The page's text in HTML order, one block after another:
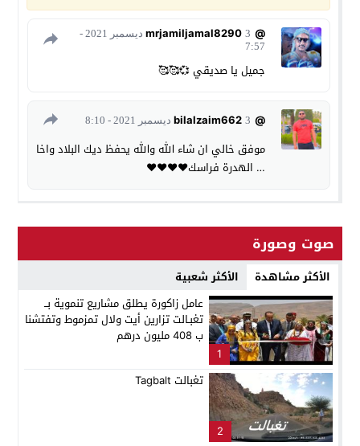
@mrjamiljamal8290
3 ديسمبر 2021 -
7:57
جميل يا صديقي 💞🥰🥰
@bilalzaim662 3 ديسمبر 2021 - 8:10
موفق خالي ان شاء الله والله يحفظ ديك البلاد واخا
… الهدرة فراسك❤❤❤❤
صوت وصورة
الأكثر مشاهدة الأكثر شعبية
1
عامل زاكورة يطلق مشاريع تنموية بــ
تغبـالت تزارين أيت ولال تمزموط وتفتشنا
ب 408 مليون درهم
2
تغبالت Tagbalt